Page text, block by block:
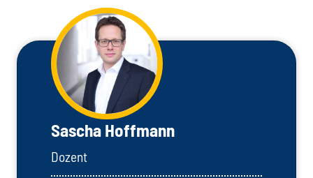
Sascha Hoffmann
Dozent